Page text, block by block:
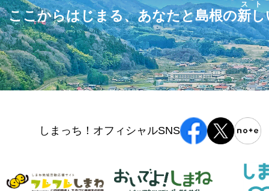
ここからはじまる、あなたと島根の新し
スト
しまっち！オフィシャルSNS